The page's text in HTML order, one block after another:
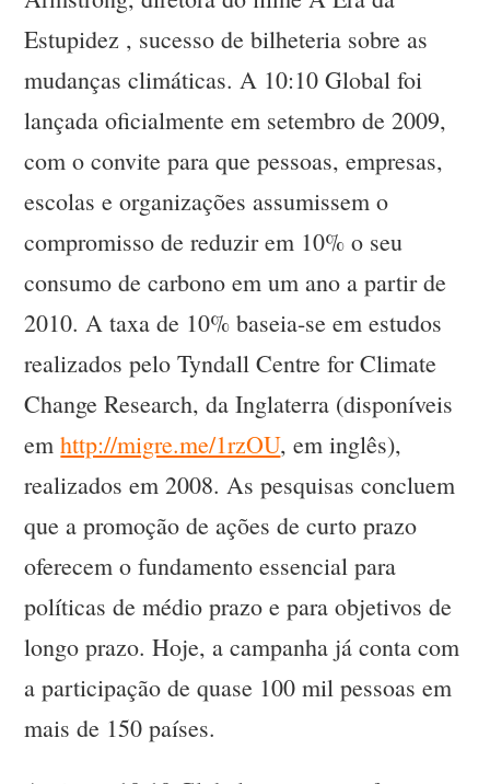
Estupidez , sucesso de bilheteria sobre as
mudanças climáticas. A 10:10 Global foi
lançada oficialmente em setembro de 2009,
com o convite para que pessoas, empresas,
escolas e organizações assumissem o
compromisso de reduzir em 10% o seu
consumo de carbono em um ano a partir de
2010. A taxa de 10% baseia-se em estudos
realizados pelo Tyndall Centre for Climate
Change Research, da Inglaterra (disponíveis
emhttp://migre.me/1rzOU, em inglês),
realizados em 2008. As pesquisas concluem
que a promoção de ações de curto prazo
oferecem o fundamento essencial para
políticas de médio prazo e para objetivos de
longo prazo. Hoje, a campanha já conta com
a participação de quase 100 mil pessoas em
mais de 150 países.